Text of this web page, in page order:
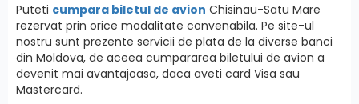
Puteti cumpara biletul de avion Chisinau-Satu Mare
rezervat prin orice modalitate convenabila. Pe site-ul
nostru sunt prezente servicii de plata de la diverse banci
din Moldova, de aceea cumpararea biletului de avion a
devenit mai avantajoasa, daca aveti card Visa sau
Mastercard.